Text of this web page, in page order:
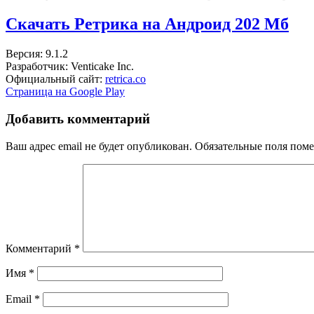
Скачать Ретрика на Андроид 202 Мб
Версия: 9.1.2
Разработчик: Venticake Inc.
Официальный сайт: retrica.co
Страница на Google Play
Добавить комментарий
Ваш адрес email не будет опубликован. Обязательные поля
Комментарий *
Имя *
Email *